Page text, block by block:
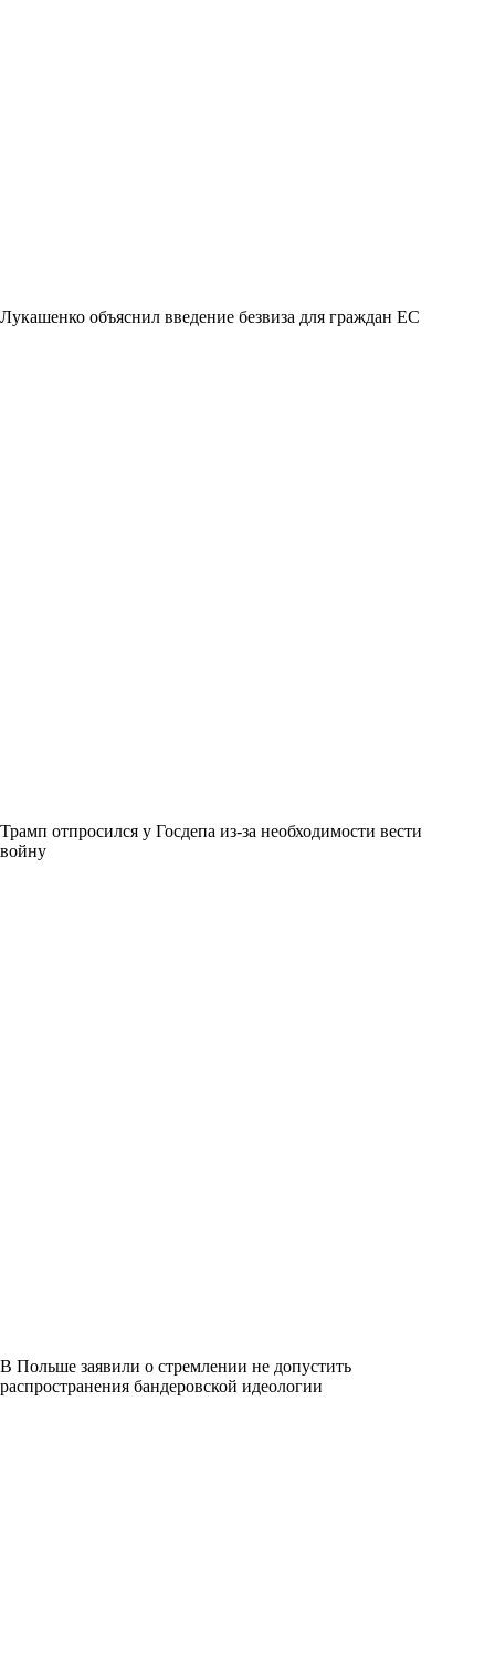
Лукашенко объяснил введение безвиза для граждан ЕС
Трамп отпросился у Госдепа из-за необходимости вести
войну
В Польше заявили о стремлении не допустить
распространения бандеровской идеологии